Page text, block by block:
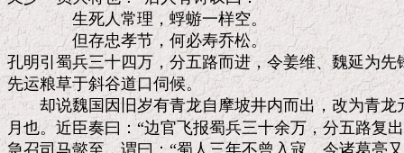
生死人常理，蜉蝣一样空。
但存忠孝节，何必寿乔松。
孔明引蜀兵三十四万，分五路而进，令姜维、魏延为
先运粮草于斜谷道口伺候。
却说魏国因旧岁有青龙自摩坡井内而出，改为青龙
月也。近臣奏曰：“边官飞报蜀兵三十余万，分五路复
急召司马懿至，谓曰：“蜀人三年不曾入寇，今诸葛亮